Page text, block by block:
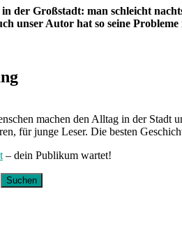
in der Großstadt: man schleicht
unser Autor hat so seine
machen den Alltag in der Stadt
für junge Leser. Die besten
– dein Publikum wartet!